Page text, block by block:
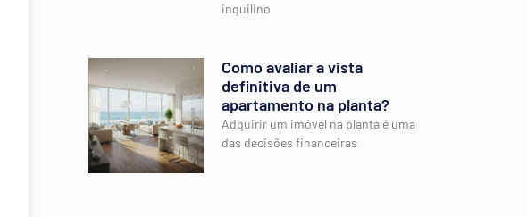
inquilino
Como avaliar a vista
definitiva de um
apartamento na planta?
Adquirir um imóvel na planta é uma
das decisões financeiras